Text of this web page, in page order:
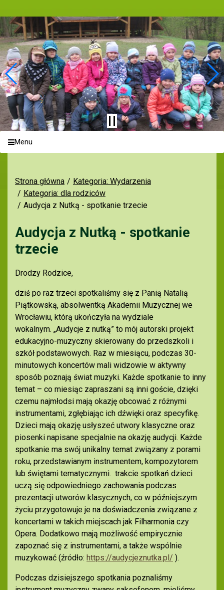
Menu
Strona główna
Kategoria: Wydarzenia
Kategoria: dla rodziców
Audycja z Nutką - spotkanie trzecie
Audycja z Nutką - spotkanie
trzecie
Drodzy Rodzice,
dziś po raz trzeci spotkaliśmy się z Panią Natalią
Piątkowską, absolwentką Akademii Muzycznej we
Wrocławiu, którą ukończyła na wydziale
wokalnym. „Audycje z nutką” to mój autorski projekt
edukacyjno-muzyczny skierowany do przedszkoli i
szkół podstawowych. Raz w miesiącu, podczas 30-
minutowych koncertów mali widzowie w aktywny
sposób poznają świat muzyki. Każde spotkanie to inny
temat – co miesiąc zapraszani są inni goście, dzięki
czemu najmłodsi mają okazję obcować z różnymi
instrumentami, zgłębiając ich dźwięki oraz specyfikę.
Dzieci mają okazję usłyszeć utwory klasyczne oraz
piosenki napisane specjalnie na okazję audycji. Każde
spotkanie ma swój unikalny temat związany z porami
roku, przedstawianym instrumentem, kompozytorem
lub świętami tematycznymi. trakcie spotkań dzieci
uczą się odpowiedniego zachowania podczas
prezentacji utworów klasycznych, co w późniejszym
życiu przygotowuje je na doświadczenia związane z
koncertami w takich miejscach jak Filharmonia czy
Opera. Dodatkowo mają możliwość empirycznie
zapoznać się z instrumentami, a także wspólnie
muzykować (źródło: https://audycjeznutka.pl/ ).
Podczas dzisiejszego spotkania poznaliśmy